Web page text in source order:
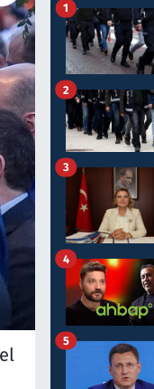
1
2
3
4
5